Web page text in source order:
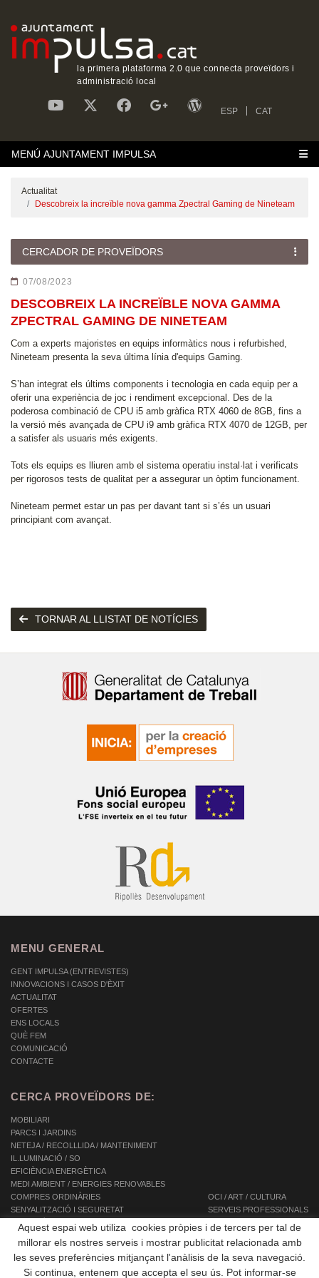
la primera plataforma 2.0 que connecta proveïdors i
administració local
ESP CAT
MENÚ AJUNTAMENT IMPULSA
Actualitat
Descobreix la increïble nova gamma Zpectral Gaming de Nineteam
CERCADOR DE PROVEÏDORS
07/08/2023
DESCOBREIX LA INCREÏBLE NOVA GAMMA
ZPECTRAL GAMING DE NINETEAM
Com a experts majoristes en equips informàtics nous i refurbished,
Nineteam presenta la seva última línia d'equips Gaming.
S’han integrat els últims components i tecnologia en cada equip per a
oferir una experiència de joc i rendiment excepcional. Des de la
poderosa combinació de CPU i5 amb gràfica RTX 4060 de 8GB, fins a
la versió més avançada de CPU i9 amb gràfica RTX 4070 de 12GB, per
a satisfer als usuaris més exigents.
Tots els equips es lliuren amb el sistema operatiu instal·lat i verificats
per rigorosos tests de qualitat per a assegurar un òptim funcionament.
Nineteam permet estar un pas per davant tant si s’és un usuari
principiant com avançat.
TORNAR AL LLISTAT DE NOTÍCIES
MENU GENERAL
GENT IMPULSA (ENTREVISTES)
INNOVACIONS I CASOS D'ÈXIT
ACTUALITAT
OFERTES
ENS LOCALS
QUÈ FEM
COMUNICACIÓ
CONTACTE
CERCA PROVEÏDORS DE:
MOBILIARI
PARCS I JARDINS
NETEJA / RECOLLLIDA / MANTENIMENT
IL.LUMINACIÓ / SO
EFICIÈNCIA ENERGÈTICA
MEDI AMBIENT / ENERGIES RENOVABLES
COMPRES ORDINÀRIES
SENYALITZACIÓ I SEGURETAT
INFORMÀTICA / TIC / TELECOMUNICACIONS
AUTOMOCIÓ / TRANSPORT / MOBILITAT
EQUIPAMENTS
OBRES PÚBLIQUES / CONSTRUCCIÓ
OCI / ART / CULTURA
SERVEIS PROFESSIONALS
SERVEIS INTEGRALS
SERVEIS A LES PERSONES
Aquest espai web utiliza cookies pròpies i de tercers per tal de
millorar els nostres serveis i mostrar publicitat relacionada amb
les seves preferències mitjançant l'anàlisis de la seva navegació.
Si continua, entenem que accepta el seu ús. Pot informar-se